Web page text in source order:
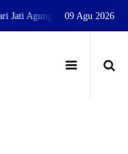
Agung Lampung Selatan
09 Agu 2026